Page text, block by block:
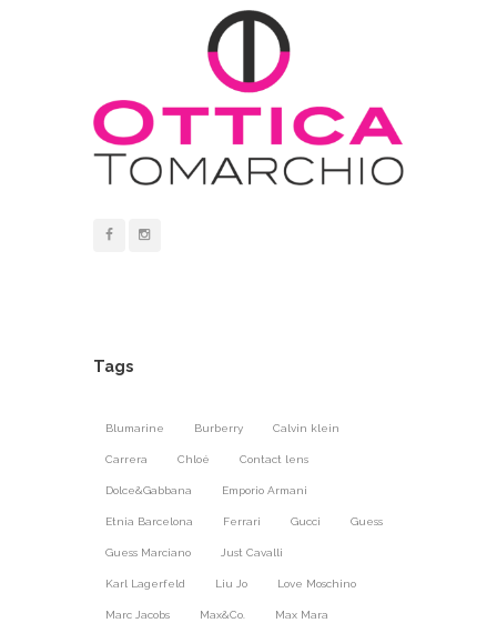
Tags
Blumarine Burberry Calvin klein
Carrera Chloé Contact lens
Dolce&Gabbana Emporio Armani
Etnia Barcelona Ferrari Gucci Guess
Guess Marciano Just Cavalli
Karl Lagerfeld Liu Jo Love Moschino
Marc Jacobs Max&Co. Max Mara